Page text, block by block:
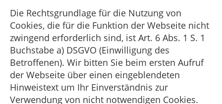
Die Rechtsgrundlage für die Nutzung von
Cookies, die für die Funktion der Webseite nicht
zwingend erforderlich sind, ist Art. 6 Abs. 1 S. 1
Buchstabe a) DSGVO (Einwilligung des
Betroffenen). Wir bitten Sie beim ersten Aufruf
der Webseite über einen eingeblendeten
Hinweistext um Ihr Einverständnis zur
Verwendung von nicht notwendigen Cookies.